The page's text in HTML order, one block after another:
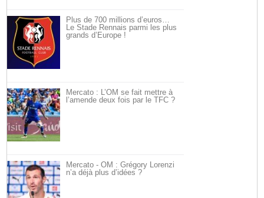
Plus de 700 millions d’euros…
Le Stade Rennais parmi les plus
grands d’Europe !
Mercato : L’OM se fait mettre à
l’amende deux fois par le TFC ?
Mercato - OM : Grégory Lorenzi
n’a déjà plus d’idées ?